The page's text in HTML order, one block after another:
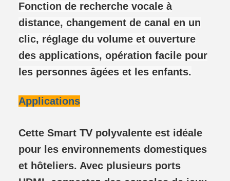
Fonction de recherche vocale à
distance, changement de canal en un
clic, réglage du volume et ouverture
des applications, opération facile pour
les personnes âgées et les enfants.
Applications
Cette Smart TV polyvalente est idéale
pour les environnements domestiques
et hôteliers. Avec plusieurs ports